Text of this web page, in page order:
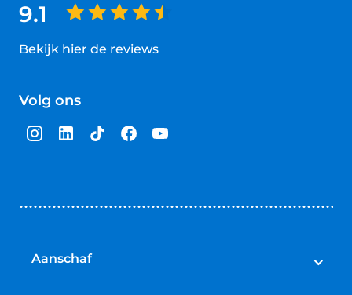
9.1
Bekijk hier de reviews
van
sterren
Volg ons
Aanschaf